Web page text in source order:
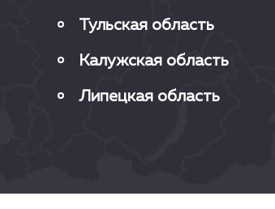
Тульская область
Калужская область
Липецкая область